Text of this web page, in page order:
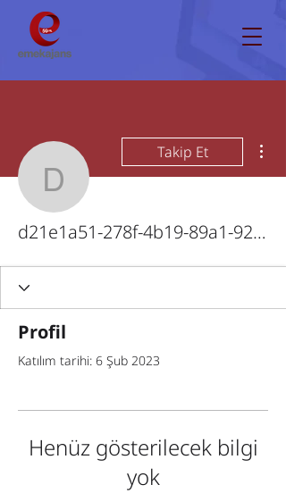
d21e1a51-
Takip Et
d21e1a51-278f-4b19-89a1-922571b02337
Profil
Katılım tarihi: 6 Şub 2023
Henüz gösterilecek bilgi
yok